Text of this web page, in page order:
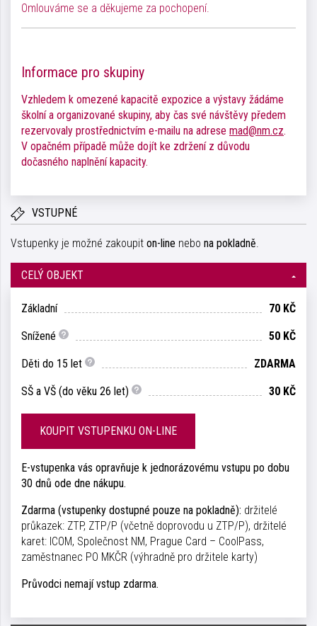
Omlouváme se a děkujeme za pochopení.
Informace pro skupiny
Vzhledem k omezené kapacitě expozice a výstavy žádáme
školní a organizované skupiny, aby čas své návštěvy předem
rezervovaly prostřednictvím e-mailu na adrese mad@nm.cz.
V opačném případě může dojít ke zdržení z důvodu
dočasného naplnění kapacity.
VSTUPNÉ
Vstupenky je možné zakoupit on-line nebo na pokladně.
CELÝ OBJEKT
Základní 70 KČ
Snížené 50 KČ
Děti do 15 let ZDARMA
SŠ a VŠ (do věku 26 let) 30 KČ
KOUPIT VSTUPENKU ON-LINE
E-vstupenka vás opravňuje k jednorázovému vstupu po dobu
30 dnů ode dne nákupu.
Zdarma (vstupenky dostupné pouze na pokladně): držitelé
průkazek: ZTP, ZTP/P (včetně doprovodu u ZTP/P), držitelé
karet: ICOM, Společnost NM, Prague Card – CoolPass,
zaměstnanec PO MKČR (výhradně pro držitele karty)
Průvodci nemají vstup zdarma.